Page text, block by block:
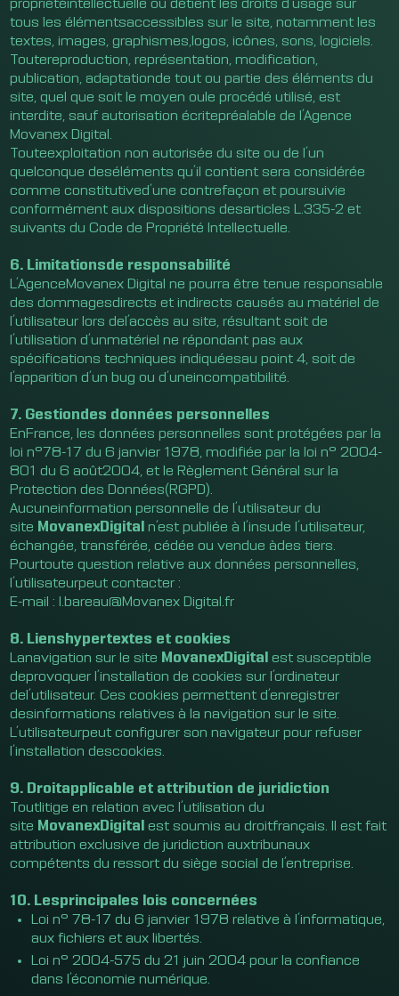
propriétéintellectuelle ou détient les droits d’usage sur
tous les élémentsaccessibles sur le site, notamment les
textes, images, graphismes,logos, icônes, sons, logiciels.
Toutereproduction, représentation, modification,
publication, adaptationde tout ou partie des éléments du
site, quel que soit le moyen oule procédé utilisé, est
interdite, sauf autorisation écritepréalable de l’Agence
Movanex Digital.
Touteexploitation non autorisée du site ou de l’un
quelconque deséléments qu’il contient sera considérée
comme constitutived’une contrefaçon et poursuivie
conformément aux dispositions desarticles L.335-2 et
suivants du Code de Propriété Intellectuelle.
6. Limitationsde responsabilité
L’AgenceMovanex Digital ne pourra être tenue responsable
des dommagesdirects et indirects causés au matériel de
l’utilisateur lors del’accès au site, résultant soit de
l’utilisation d’unmatériel ne répondant pas aux
spécifications techniques indiquéesau point 4, soit de
l’apparition d’un bug ou d’uneincompatibilité.
7. Gestiondes données personnelles
EnFrance, les données personnelles sont protégées par la
loi n°78-17 du 6 janvier 1978, modifiée par la loi n° 2004-
801 du 6 août2004, et le Règlement Général sur la
Protection des Données(RGPD).
Aucuneinformation personnelle de l’utilisateur du
site MovanexDigital n’est publiée à l’insude l’utilisateur,
échangée, transférée, cédée ou vendue àdes tiers.
Pourtoute question relative aux données personnelles,
l’utilisateurpeut contacter :
E-mail : l.bareau@Movanex Digital.fr
8. Lienshypertextes et cookies
Lanavigation sur le site MovanexDigital est susceptible
deprovoquer l’installation de cookies sur l’ordinateur
del’utilisateur. Ces cookies permettent d’enregistrer
desinformations relatives à la navigation sur le site.
L’utilisateurpeut configurer son navigateur pour refuser
l’installation descookies.
9. Droitapplicable et attribution de juridiction
Toutlitige en relation avec l’utilisation du
site MovanexDigital est soumis au droitfrançais. Il est fait
attribution exclusive de juridiction auxtribunaux
compétents du ressort du siège social de l’entreprise.
10. Lesprincipales lois concernées
Loi n° 78-17 du 6 janvier 1978 relative à l’informatique,
aux fichiers et aux libertés.
Loi n° 2004-575 du 21 juin 2004 pour la confiance
dans l’économie numérique.